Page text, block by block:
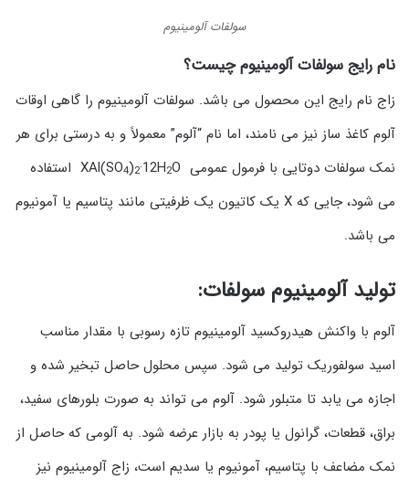
سولفات آلومینیوم
نام رایج سولفات آلومینیوم چیست؟
زاج نام رایج این محصول می باشد. سولفات آلومینیوم را گاهی اوقات
آلوم کاغذ ساز نیز می نامند، اما نام “آلوم” معمولاً و به درستی برای هر
نمک سولفات دوتایی با فرمول عمومی XAl(SO
4)2·12H2
O استفاده
می شود، جایی که X یک کاتیون یک ظرفیتی مانند پتاسیم یا آمونیوم
می باشد.
تولید آلومینیوم سولفات:
آلوم با واکنش هیدروکسید آلومینیوم تازه رسوبی با مقدار مناسب
اسید سولفوریک تولید می شود. سپس محلول حاصل تبخیر شده و
اجازه می یابد تا متبلور شود. آلوم می تواند به صورت بلورهای سفید،
براق، قطعات، گرانول یا پودر به بازار عرضه شود. به آلومی که حاصل از
نمک مضاعف با پتاسیم، آمونیوم یا سدیم است، زاج آلومینیوم نیز